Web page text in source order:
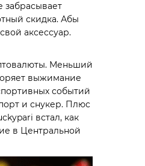
скидка. Абы
аксессуар.
Меньший
выжимание
событий
и снукер. Плюс
встал, как
в Центральной